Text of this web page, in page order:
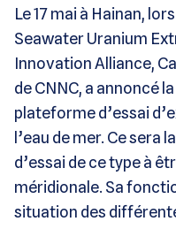
Le 17 mai à Hainan,
Seawater Uranium
Innovation Alliance,
de CNNC, a annoncé
plateforme d’essai
l’eau de mer. Ce sera
d’essai de ce type à
méridionale. Sa
situation des